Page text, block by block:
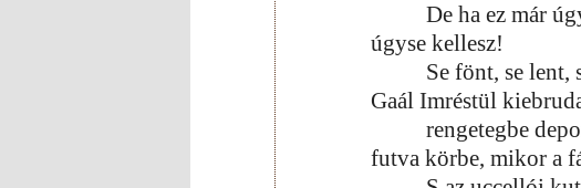
De ha ez már
úgyse kellesz!
Se fönt, se lent,
Gaál Imréstül
rengetegbe
futva körbe, mikor a